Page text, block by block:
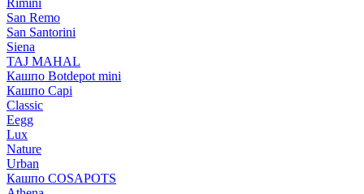
San Remo
San Santorini
Siena
TAJ MAHAL
Кашпо Botdepot mini
Кашпо Capi
Classic
Eegg
Lux
Nature
Urban
Кашпо COSAPOTS